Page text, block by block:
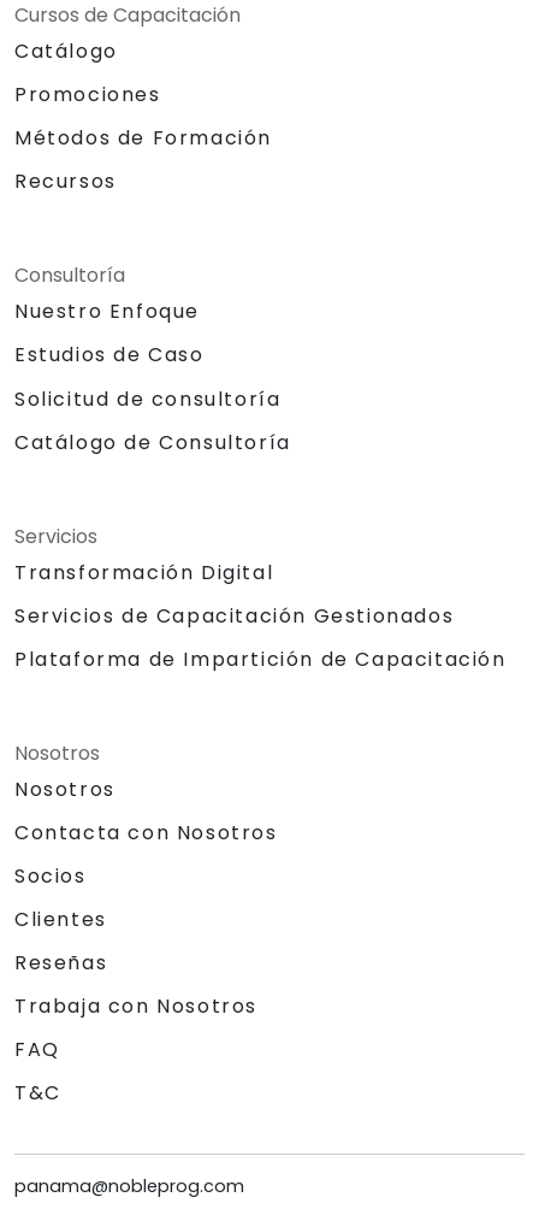
Cursos de Capacitación
Catálogo
Promociones
Métodos de Formación
Recursos
Consultoría
Nuestro Enfoque
Estudios de Caso
Solicitud de consultoría
Catálogo de Consultoría
Servicios
Transformación Digital
Servicios de Capacitación Gestionados
Plataforma de Impartición de Capacitación
Nosotros
Nosotros
Contacta con Nosotros
Socios
Clientes
Reseñas
Trabaja con Nosotros
FAQ
T&C
panama@nobleprog.com